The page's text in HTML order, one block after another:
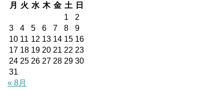
月
火 水 木 金 土
日
1
2
3
4 5 6 7 8
9
10 11 12 13 14 15 16
17 18 19 20 21 22 23
24 25 26 27 28 29 30
31
« 8月